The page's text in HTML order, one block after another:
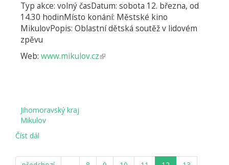
Typ akce: volný časDatum: sobota 12. března, od
14.30 hodinMísto konání: Městské kino
MikulovPopis: Oblastní dětská soutěž v lidovém
zpěvu
Web: www.mikulov.cz(odkaz
Jihomoravský kraj
Mikulov
Číst dál
-